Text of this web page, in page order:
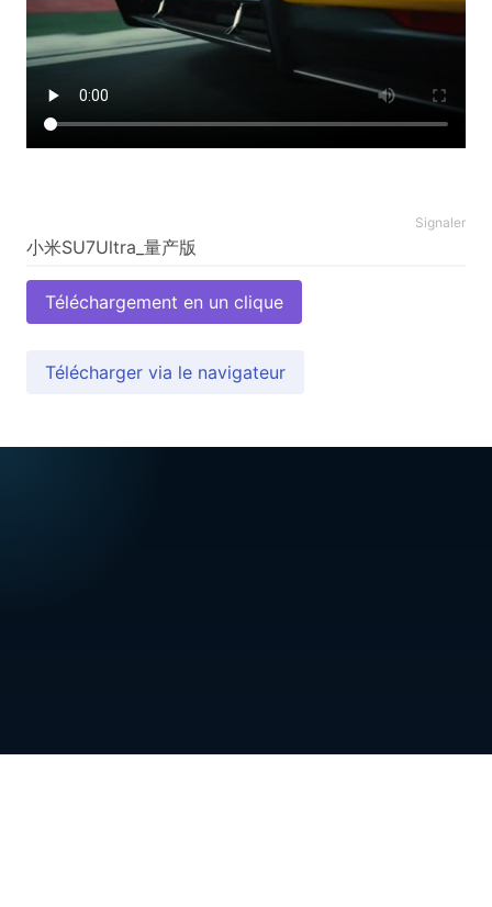
Signaler
Téléchargement en un clique
Télécharger via le navigateur